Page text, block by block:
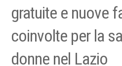
gratuite e nuove
coinvolte per la
donne nel Lazio